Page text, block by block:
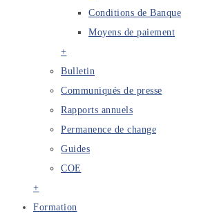
Conditions de Banque
Moyens de paiement
+
Bulletin
Communiqués de presse
Rapports annuels
Permanence de change
Guides
COE
+
Formation